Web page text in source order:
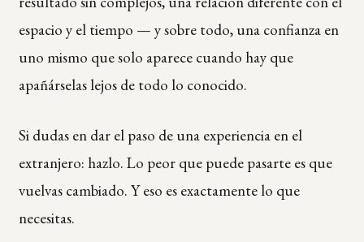
espacio y el tiempo — y sobre todo, una confianza en
uno mismo que solo aparece cuando hay que
apañárselas lejos de todo lo conocido.
Si dudas en dar el paso de una experiencia en el
extranjero: hazlo. Lo peor que puede pasarte es que
vuelvas cambiado. Y eso es exactamente lo que
necesitas.